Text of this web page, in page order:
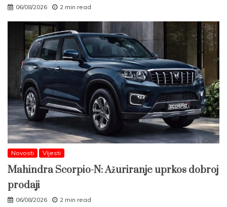
06/08/2026 2 min read
Novosti Vijesti
Mahindra Scorpio-N: Ažuriranje uprkos dobroj
prodaji
06/08/2026 2 min read